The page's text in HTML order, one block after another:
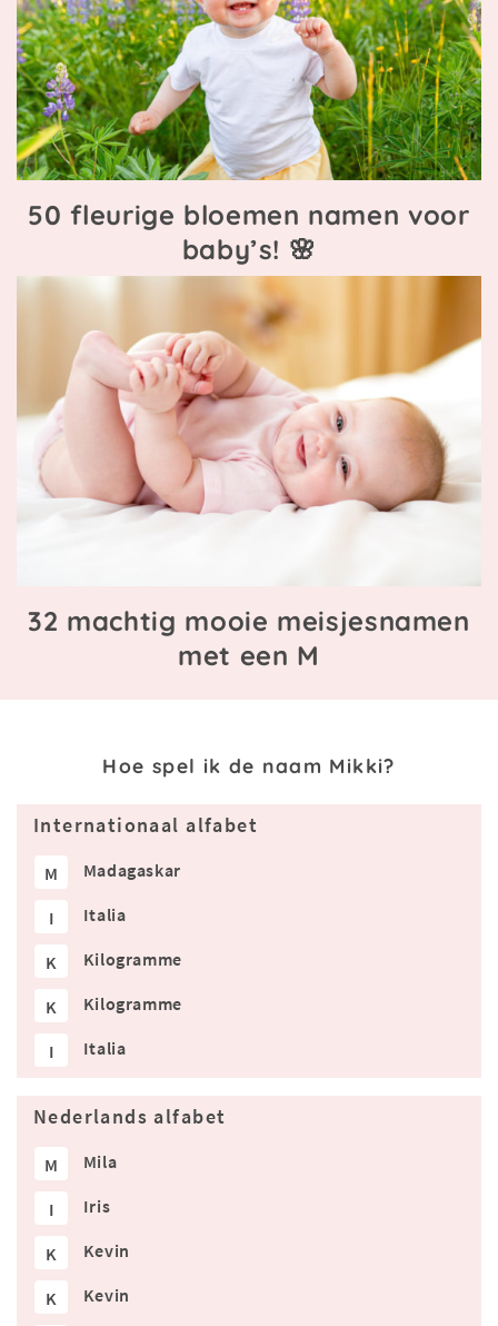
50 fleurige bloemen namen voor
baby’s! 🌸
32 machtig mooie meisjesnamen
met een M
Hoe spel ik de naam Mikki?
Internationaal alfabet
M Madagaskar
I Italia
K Kilogramme
K Kilogramme
I Italia
Nederlands alfabet
M Mila
I Iris
K Kevin
K Kevin